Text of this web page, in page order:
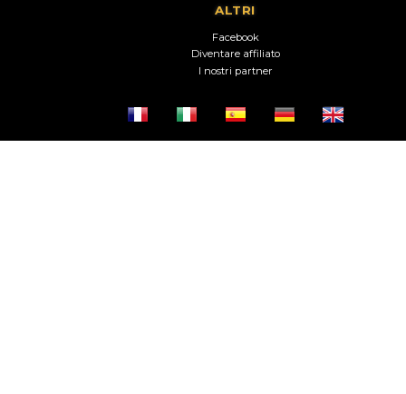
ALTRI
Facebook
Diventare affiliato
I nostri partner